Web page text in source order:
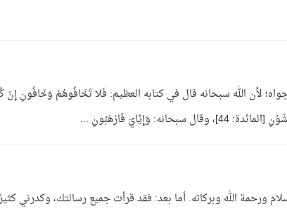
لأن الله سبحانه قال في كتابه العظيم: فَلا تَخَافُوهُمْ وَخَافُونِ إِنْ
ورحمة الله وبركاته. أما بعد: فقد قرأت جميع رسالتك، وكدرني